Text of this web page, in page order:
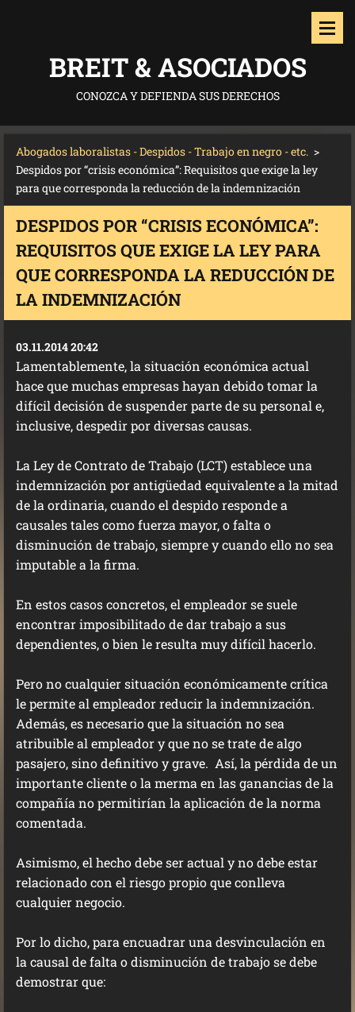
BREIT & ASOCIADOS
CONOZCA Y DEFIENDA SUS DERECHOS
Abogados laboralistas - Despidos - Trabajo en negro - etc. >
Despidos por “crisis económica”: Requisitos que exige la ley
para que corresponda la reducción de la indemnización
DESPIDOS POR “CRISIS ECONÓMICA”:
REQUISITOS QUE EXIGE LA LEY PARA
QUE CORRESPONDA LA REDUCCIÓN DE
LA INDEMNIZACIÓN
03.11.2014 20:42
Lamentablemente, la situación económica actual
hace que muchas empresas hayan debido tomar la
difícil decisión de suspender parte de su personal e,
inclusive, despedir por diversas causas.
La Ley de Contrato de Trabajo (LCT) establece una
indemnización por antigüedad equivalente a la mitad
de la ordinaria, cuando el despido responde a
causales tales como fuerza mayor, o falta o
disminución de trabajo, siempre y cuando ello no sea
imputable a la firma.
En estos casos concretos, el empleador se suele
encontrar imposibilitado de dar trabajo a sus
dependientes, o bien le resulta muy difícil hacerlo.
Pero no cualquier situación económicamente crítica
le permite al empleador reducir la indemnización.
Además, es necesario que la situación no sea
atribuible al empleador y que no se trate de algo
pasajero, sino definitivo y grave. Así, la pérdida de un
importante cliente o la merma en las ganancias de la
compañía no permitirían la aplicación de la norma
comentada.
Asimismo, el hecho debe ser actual y no debe estar
relacionado con el riesgo propio que conlleva
cualquier negocio.
Por lo dicho, para encuadrar una desvinculación en
la causal de falta o disminución de trabajo se debe
demostrar que: